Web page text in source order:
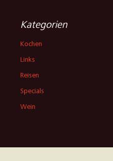
Kategorien
Kochen
Links
Reisen
Specials
Wein